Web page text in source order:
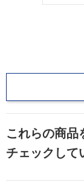
これらの商品
チェックして